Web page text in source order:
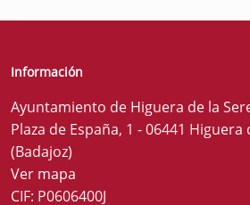
Información
Ayuntamiento de Higuera de la
Plaza de España, 1 - 06441 Higuera
(Badajoz)
Ver mapa
CIF: P0606400J